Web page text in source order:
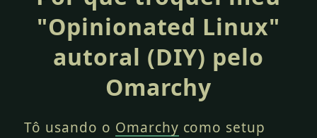
"Opinionated Linux"
autoral (DIY) pelo
Omarchy
Tô usando o Omarchy como setup